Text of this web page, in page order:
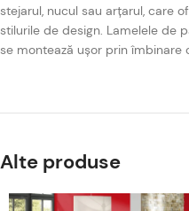
stejarul, nucul sau arțarul, care
stilurile de design. Lamelele de
se montează ușor prin
Alte produse